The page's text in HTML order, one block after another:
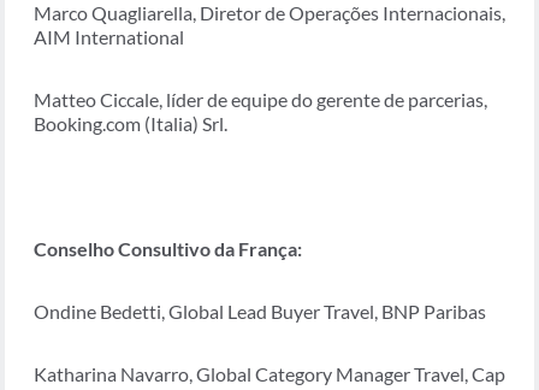
Marco Quagliarella, Diretor de Operações Internacionais,
AIM International
Matteo Ciccale, líder de equipe do gerente de parcerias,
Booking.com (Italia) Srl.
Conselho Consultivo da França:
Ondine Bedetti, Global Lead Buyer Travel, BNP Paribas
Katharina Navarro, Global Category Manager Travel, Cap